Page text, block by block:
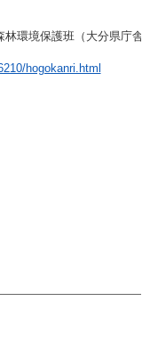
環境保護班（大分県庁舎
hogokanri.html